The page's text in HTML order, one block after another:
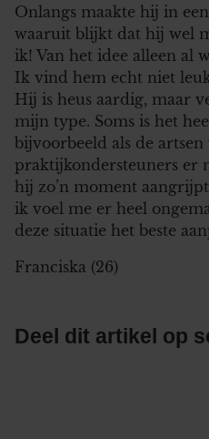
Onlangs maakte hij in
waaruit blijkt dat hij wel
ik! Van het idee alleen al
Ik vind hem echt niet
Hij is heus aardig, maar
mijn type. Soms is het
bijvoorbeeld als de
praktijkondersteuners er
hij zo’n moment
ik voel me er heel
deze situatie het beste
Franciska (26)
Deel dit artikel op